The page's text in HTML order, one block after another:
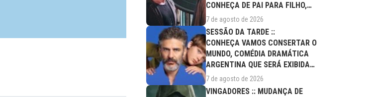
CONHEÇA DE PAI PARA FILHO,
FILME DESTE...
7 de agosto de 2026
SESSÃO DA TARDE ::
CONHEÇA VAMOS CONSERTAR O
MUNDO, COMÉDIA DRAMÁTICA
ARGENTINA QUE SERÁ EXIBIDA
NESTA SEXTA (07/08)
7 de agosto de 2026
VINGADORES :: MUDANÇA DE